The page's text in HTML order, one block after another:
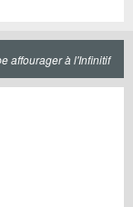
affourager à l'Infinitif